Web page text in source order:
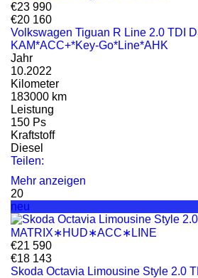
€23 990
€20 160
Volkswagen Tiguan R Line 2.0 TDI
KAM*ACC+*Key-Go*Line*AHK
Jahr
10.2022
Kilometer
183000 km
Leistung
150 Ps
Kraftstoff
Diesel
Teilen:
Mehr anzeigen
20
neu
€21 590
€18 143
Skoda Octavia Limousine Style 2.0